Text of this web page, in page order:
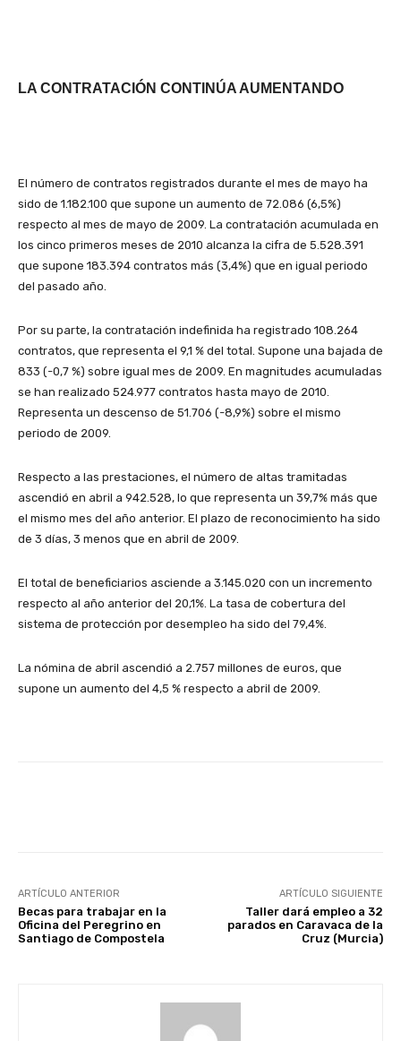
LA CONTRATACIÓN CONTINÚA AUMENTANDO
El número de contratos registrados durante el mes de mayo ha
sido de 1.182.100 que supone un aumento de 72.086 (6,5%)
respecto al mes de mayo de 2009. La contratación acumulada en
los cinco primeros meses de 2010 alcanza la cifra de 5.528.391
que supone 183.394 contratos más (3,4%) que en igual periodo
del pasado año.
Por su parte, la contratación indefinida ha registrado 108.264
contratos, que representa el 9,1 % del total. Supone una bajada de
833 (-0,7 %) sobre igual mes de 2009. En magnitudes acumuladas
se han realizado 524.977 contratos hasta mayo de 2010.
Representa un descenso de 51.706 (-8,9%) sobre el mismo
periodo de 2009.
Respecto a las prestaciones, el número de altas tramitadas
ascendió en abril a 942.528, lo que representa un 39,7% más que
el mismo mes del año anterior. El plazo de reconocimiento ha sido
de 3 días, 3 menos que en abril de 2009.
El total de beneficiarios asciende a 3.145.020 con un incremento
respecto al año anterior del 20,1%. La tasa de cobertura del
sistema de protección por desempleo ha sido del 79,4%.
La nómina de abril ascendió a 2.757 millones de euros, que
supone un aumento del 4,5 % respecto a abril de 2009.
ARTÍCULO ANTERIOR
Becas para trabajar en la
Oficina del Peregrino en
Santiago de Compostela
ARTÍCULO SIGUIENTE
Taller dará empleo a 32
parados en Caravaca de la
Cruz (Murcia)